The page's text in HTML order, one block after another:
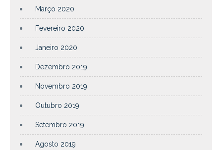
Março 2020
Fevereiro 2020
Janeiro 2020
Dezembro 2019
Novembro 2019
Outubro 2019
Setembro 2019
Agosto 2019